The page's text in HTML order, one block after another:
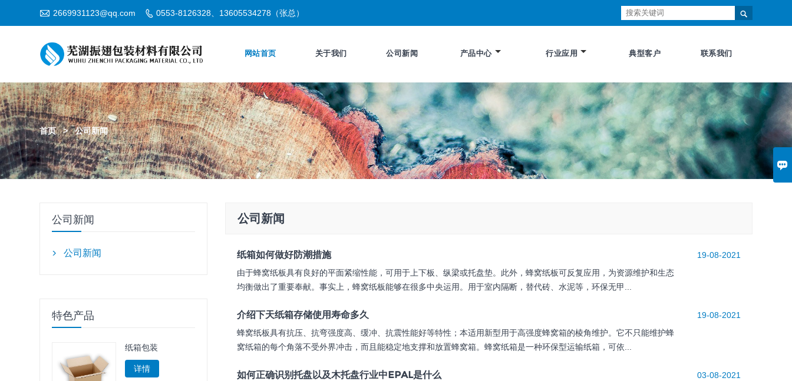
 2669931123@qq.com  0553-8126328、13605534278（张总） 
网站首页 关于我们 公司新闻 产品中心 行业应用 典型客户 联系我们
首页 > 公司新闻
公司新闻
纸箱如何做好防潮措施
由于蜂窝纸板具有良好的平面紧缩性能，可用于上下板、纵梁或托盘垫。此外，蜂窝纸板可反复应用，为资源维护和生态
均衡做出了重要奉献。事实上，蜂窝纸板能够在很多中央运用。用于室内隔断，替代砖、水泥等，环保无甲...
19-08-2021
介绍下天纸箱存储使用寿命多久
蜂窝纸板具有抗压、抗弯强度高、缓冲、抗震性能好等特性；本适用新型用于高强度蜂窝箱的棱角维护。它不只能维护蜂
窝纸箱的每个角落不受外界冲击，而且能稳定地支撑和放置蜂窝箱。蜂窝纸箱是一种环保型运输纸箱，可依...
19-08-2021
如何正确识别托盘以及木托盘行业中EPAL是什么 03-08-2021
公司新闻
 公司新闻
特色产品
纸箱包装
详情
